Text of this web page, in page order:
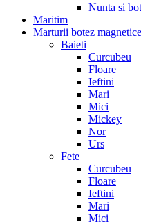
Nunta si
Maritim
Marturii botez magnetice
Baieti
Curcubeu
Floare
Ieftini
Mari
Mici
Mickey
Nor
Urs
Fete
Curcubeu
Floare
Ieftini
Mari
Mici